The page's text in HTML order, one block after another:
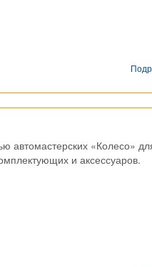
автомастерских «Колесо»
и аксессуаров.